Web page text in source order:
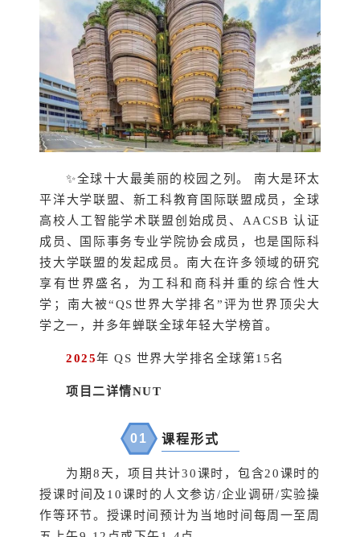
✨全球十大最美丽的校园之列。 南大是环太
平洋大学联盟、新工科教育国际联盟成员，全球
高校人工智能学术联盟创始成员、AACSB 认证
成员、国际事务专业学院协会成员，也是国际科
技大学联盟的发起成员。南大在许多领域的研究
享有世界盛名，为工科和商科并重的综合性大
学；南大被“QS世界大学排名”评为世界顶尖大
学之一，并多年蝉联全球年轻大学榜首。
2025年 QS 世界大学排名全球第15名
项目二详情NUT
01 课程形式
为期8天，项目共计30课时，包含20课时的
授课时间及10课时的人文参访/企业调研/实验操
作等环节。授课时间预计为当地时间每周一至周